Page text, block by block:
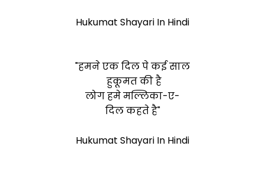
Hukumat Shayari In Hindi
"हमने एक दिल पे कई साल
हुकूमत की है
लोग हमे मल्लिका-ए-
दिल कहते है"
Hukumat Shayari In Hindi